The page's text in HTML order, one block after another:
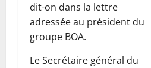
dit-on dans la lettre
adressée au président du
groupe BOA.
Le Secrétaire général du